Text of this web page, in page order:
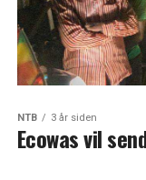
NTB 3 år siden
Ecowas vil